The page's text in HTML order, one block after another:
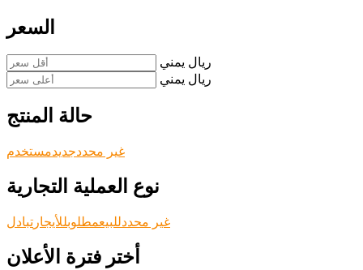
السعر
ريال يمني
ريال يمني
حالة المنتج
غير محددجديدمستخدم
نوع العملية التجارية
غير محددللبيعمطلوبللأيجار تبادل
أختر فترة الأعلان